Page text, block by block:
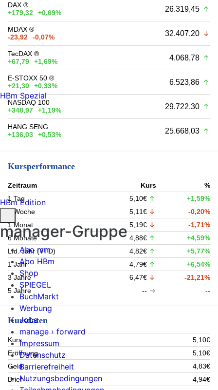
DAX ®
+179,32
+0,69% 26.319,45
MDAX ®
-23,92
-0,07% 32.407,20
TecDAX ®
+67,79
+1,69% 4.068,78
E-STOXX 50 ®
+21,30
+0,33% 6.523,86
NASDAQ 100
+348,97
+1,19% 29.722,30
HANG SENG
+136,03
+0,53% 25.668,03
Kursperformance
Zeitraum Kurs
%
1 Tag
5,10€
+1,59%
1 Woche
5,11€
-0,20%
1 Monat
5,19€
-1,71%
6 Monate
4,88€
+4,59%
Lfd. Jahr (YTD)
4,82€
+5,77%
1 Jahr
4,79€
+6,54%
3 Jahre
6,47€
-21,21%
5 Jahre
-- --
Kursdaten
Kurs
5,10€
Eröffnung
5,10€
Geld
4,83€
Brief
4,94€
HBm Spezial
HBm Edition
manager-Gruppe
Abo mm
Abo HBm
Shop
SPIEGEL
BuchMarkt
Werbung
Jobs
manage › forward
Impressum
Datenschutz
Barrierefreiheit
Nutzungsbedingungen